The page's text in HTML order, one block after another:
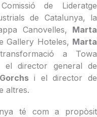
de Lideratge
de Catalunya, la
Canovelles, Marta
Gallery Hoteles, Marta
a Towa
el director general de
i el director de
altres.
té com a propòsit